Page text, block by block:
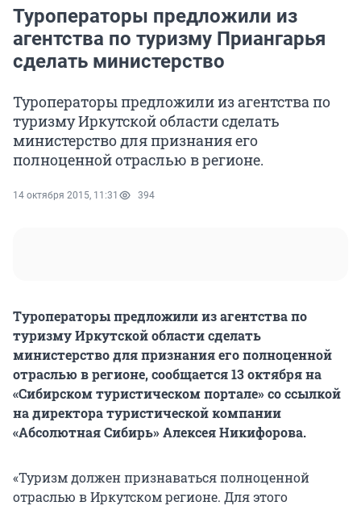
Туроператоры предложили из
агентства по туризму Приангарья
сделать министерство
Туроператоры предложили из агентства по
туризму Иркутской области сделать
министерство для признания его
полноценной отраслью в регионе.
14 октября 2015, 11:31 394
Туроператоры предложили из агентства по
туризму Иркутской области сделать
министерство для признания его полноценной
отраслью в регионе, сообщается 13 октября на
«Сибирском туристическом портале» со ссылкой
на директора туристической компании
«Абсолютная Сибирь» Алексея Никифорова.
«Туризм должен признаваться полноценной
отраслью в Иркутском регионе. Для этого